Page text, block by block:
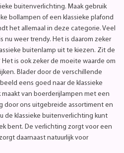
buitenverlichting. Maak gebruik
bollampen of een klassieke plafond
het allemaal in deze categorie. Veel
nu weer trendy. Het is daarom zeker
buitenlamp uit te kiezen. Zit de
is ook zeker de moeite waarde om
Blader door de verschillende
eens goed naar de klassieke
van boerderijlampen met een
door ons uitgebreide assortiment en
de klassieke buitenverlichting kunt
bent. De verlichting zorgt voor een
daarnaast natuurlijk voor